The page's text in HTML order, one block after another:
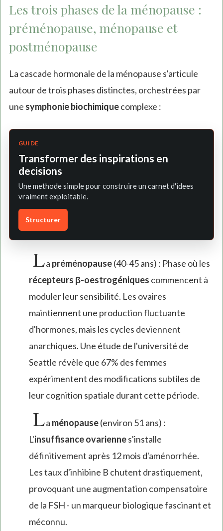
Les trois phases de la ménopause :
préménopause, ménopause et
postménopause
La cascade hormonale de la ménopause s'articule
autour de trois phases distinctes, orchestrées par
une symphonie biochimiquecomplexe :
GUIDE
Transformer des inspirations en
decisions
Une methode simple pour construire un carnet d'idees
vraiment exploitable.
Structurer
La préménopause(40-45 ans) : Phase où les
récepteurs β-oestrogéniques commencent à
moduler leur sensibilité. Les ovaires
maintiennent une production fluctuante
d'hormones, mais les cycles deviennent
anarchiques. Une étude de l'université de
Seattle révèle que 67% des femmes
expérimentent des modifications subtiles de
leur cognition spatiale durant cette période.
La ménopause(environ 51 ans) :
L'insuffisance ovariennes'installe
définitivement après 12 mois d'aménorrhée.
Les taux d'inhibine B chutent drastiquement,
provoquant une augmentation compensatoire
de la FSH - un marqueur biologique fascinant et
méconnu.